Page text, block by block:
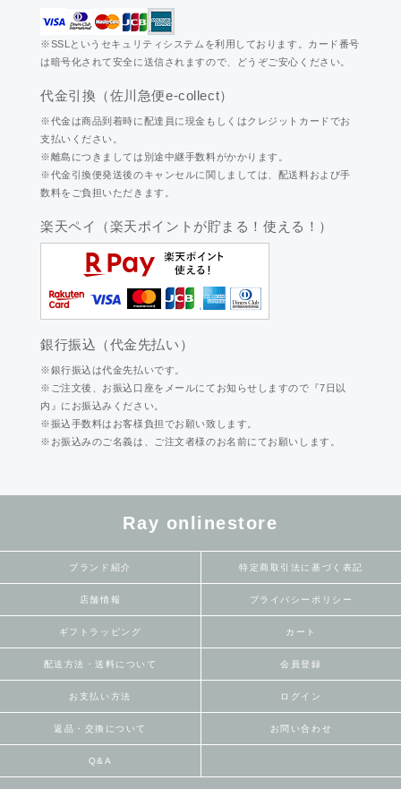
※SSLというセキュリティシステムを利用しております。カード番号
は暗号化されて安全に送信されますので、どうぞご安心ください。
代金引換（佐川急便e-collect）
※代金は商品到着時に配達員に現金もしくはクレジットカードでお
支払いください。
※離島につきましては別途中継手数料がかかります。
※代金引換便発送後のキャンセルに関しましては、配送料および手
数料をご負担いただきます。
楽天ペイ（楽天ポイントが貯まる！使える！）
銀行振込（代金先払い）
※銀行振込は代金先払いです。
※ご注文後、お振込口座をメールにてお知らせしますので『7日以
内』にお振込みください。
※振込手数料はお客様負担でお願い致します。
※お振込みのご名義は、ご注文者様のお名前にてお願いします。
Ray onlinestore
ブランド紹介
店舗情報
ギフトラッピング
配送方法・送料について
お支払い方法
返品・交換について
Q&A
特定商取引法に基づく表記
プライバシーポリシー
カート
会員登録
ログイン
お問い合わせ